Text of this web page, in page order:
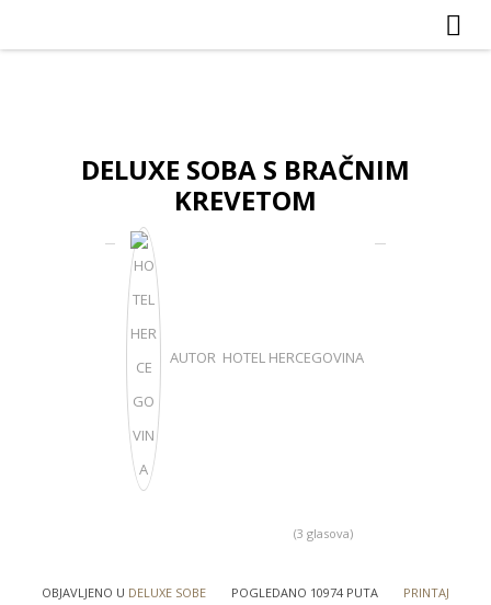
DELUXE SOBA S BRAČNIM
KREVETOM
AUTOR HOTEL HERCEGOVINA
(3 glasova)
OBJAVLJENO U DELUXE SOBE POGLEDANO 10974 PUTA
PRINTAJ